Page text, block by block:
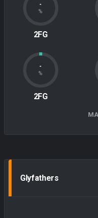
-
%
2FG
-
%
2FG
Glyfathers